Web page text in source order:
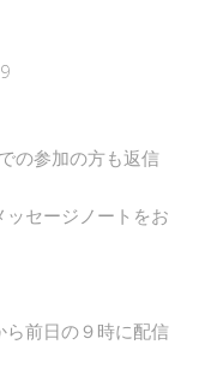
の参加の方も返信
セージノートをお
ら前日の９時に配信